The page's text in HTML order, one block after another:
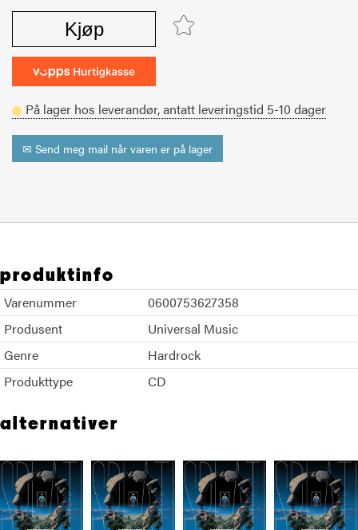
Kjøp
På lager hos leverandør,antatt leveringstid 5-10 dager
✉ Send meg mail når varen er på lager
produktinfo
Varenummer
0600753627358
Produsent
Universal Music
Genre
Hardrock
Produkttype
CD
alternativer